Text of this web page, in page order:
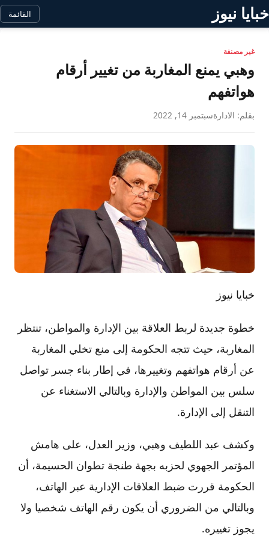
خبايا نيوز القائمة
غير مصنفة
وهبي يمنع المغاربة من تغيير أرقام
هواتفهم
بقلم: الادارةسبتمبر 14, 2022
خبايا نيوز
خطوة جديدة لربط العلاقة بين الإدارة والمواطن، تنتظر
المغاربة، حيث تتجه الحكومة إلى منع تخلي المغاربة
عن أرقام هواتفهم وتغييرها، في إطار بناء جسر تواصل
سلس بين المواطن والإدارة وبالتالي الاستغناء عن
التنقل إلى الإدارة.
وكشف عبد اللطيف وهبي، وزير العدل، على هامش
المؤتمر الجهوي لحزبه بجهة طنجة تطوان الحسيمة، أن
الحكومة قررت ضبط العلاقات الإدارية عبر الهاتف،
وبالتالي من الضروري أن يكون رقم الهاتف شخصيا ولا
يجوز تغييره.